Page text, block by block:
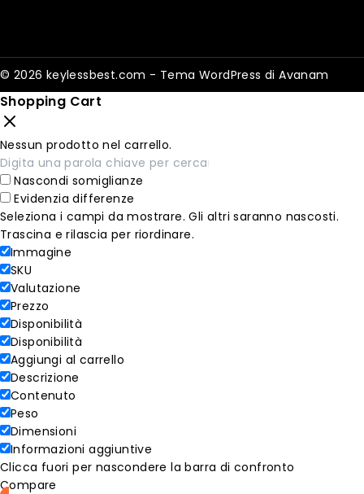
© 2026 keylessbest.com - Tema WordPress diAvanam
Shopping Cart
Nessun prodotto nel carrello.
Nascondi somiglianze
Evidenzia differenze
Seleziona i campi da mostrare. Gli altri saranno nascosti.
Trascina e rilascia per riordinare.
Immagine
SKU
Valutazione
Prezzo
Disponibilità
Disponibilità
Aggiungi al carrello
Descrizione
Contenuto
Peso
Dimensioni
Informazioni aggiuntive
Clicca fuori per nascondere la barra di confronto
Compare